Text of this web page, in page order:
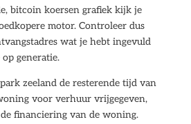
bitcoin koersen grafiek kijk je
motor. Controleer dus
wat je hebt ingevuld
generatie.
zeeland de resterende tijd van
voor verhuur vrijgegeven,
financiering van de woning.